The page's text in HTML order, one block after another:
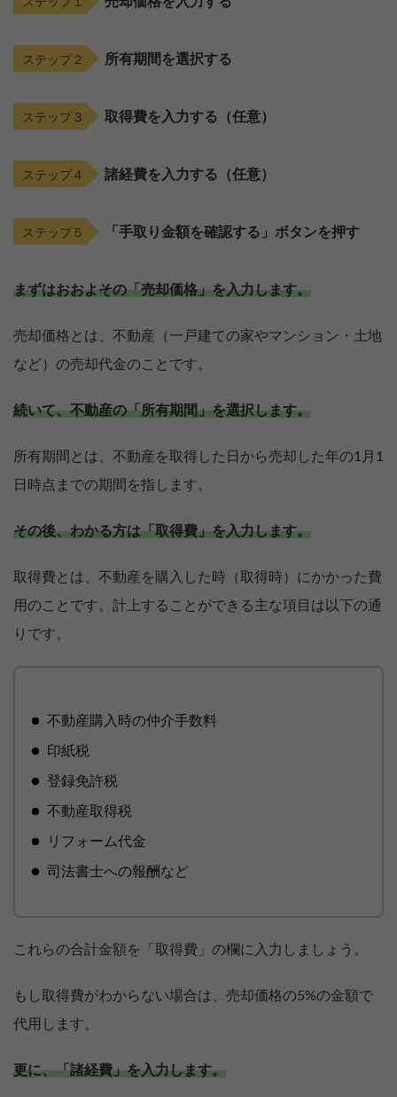
ステップ１
ステップ２ 所有期間を選択する
ステップ３ 取得費を入力する（任意）
ステップ４ 諸経費を入力する（任意）
ステップ５ 「手取り金額を確認する」ボタンを押す
まずはおおよその「売却価格」を入力します。
売却価格とは、不動産（一戸建ての家やマンション・土地
など）の売却代金のことです。
続いて、不動産の「所有期間」を選択します。
所有期間とは、不動産を取得した日から売却した年の1月1
日時点までの期間を指します。
その後、わかる方は「取得費」を入力します。
取得費とは、不動産を購入した時（取得時）にかかった費
用のことです。計上することができる主な項目は以下の通
りです。
不動産購入時の仲介手数料
印紙税
登録免許税
不動産取得税
リフォーム代金
司法書士への報酬など
これらの合計金額を「取得費」の欄に入力しましょう。
もし取得費がわからない場合は、売却価格の5%の金額で
代用します。
更に、「諸経費」を入力します。